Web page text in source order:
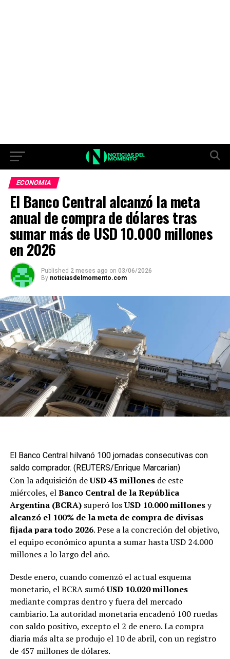
ECONOMIA
El Banco Central alcanzó la meta
anual de compra de dólares tras
sumar más de USD 10.000 millones
en 2026
Published 2 meses ago on 03/06/2026
By noticiasdelmomento.com
El Banco Central hilvanó 100 jornadas consecutivas con
saldo comprador. (REUTERS/Enrique Marcarian)
Con la adquisición deUSD 43 millonesde este
miércoles, elBanco Central de la República
Argentina (BCRA)superó losUSD 10.000 millonesy
alcanzó el 100% de la meta de compra de divisas
fijada para todo 2026. Pese a la concreción del objetivo,
el equipo económico apunta a sumar hasta USD 24.000
millones a lo largo del año.
Desde enero, cuando comenzó el actual esquema
monetario, el BCRA sumóUSD 10.020 millones
mediante compras dentro y fuera del mercado
cambiario. La autoridad monetaria encadenó 100 ruedas
con saldo positivo, excepto el 2 de enero. La compra
diaria más alta se produjo el 10 de abril, con un registro
de 457 millones de dólares.